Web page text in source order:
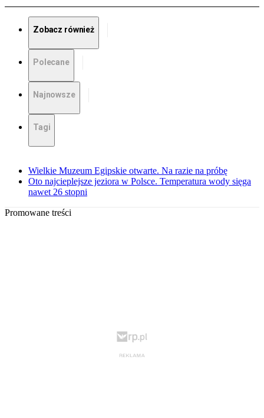
Zobacz również
Polecane
Najnowsze
Tagi
Wielkie Muzeum Egipskie otwarte. Na razie na próbę
Oto najcieplejsze jeziora w Polsce. Temperatura wody sięga
nawet 26 stopni
Promowane treści